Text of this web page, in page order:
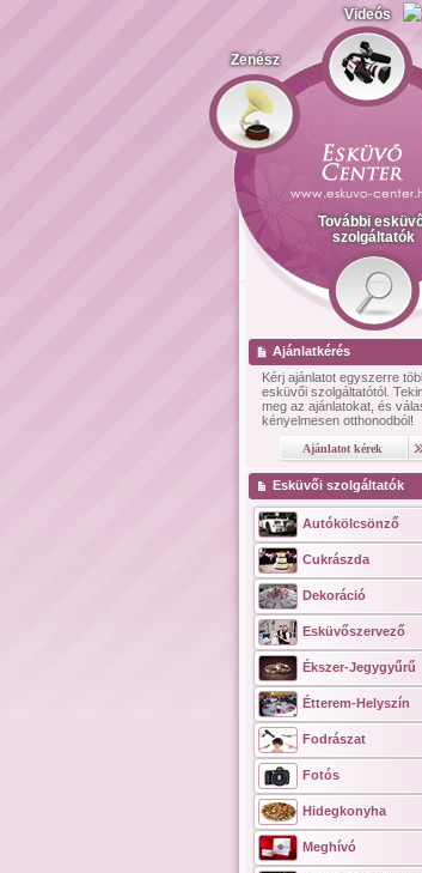
Zenész
Videós
További
szolgáltatók
Ajánlatkérés
Kérj ajánlatot egyszerre
esküvői szolgáltatótól.
meg az ajánlatokat, és
kényelmesen otthonodból!
Esküvői szolgáltatók
Autókölcsönző
Cukrászda
Dekoráció
Esküvőszervező
Ékszer-Jegygyűrű
Étterem-Helyszín
Fodrászat
Fotós
Hidegkonyha
Meghívó